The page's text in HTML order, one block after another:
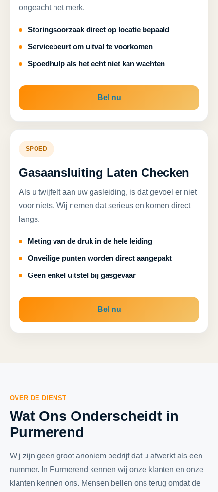
ongeacht het merk.
Storingsoorzaak direct op locatie bepaald
Servicebeurt om uitval te voorkomen
Spoedhulp als het echt niet kan wachten
Bel nu
SPOED
Gasaansluiting Laten Checken
Als u twijfelt aan uw gasleiding, is dat gevoel er niet
voor niets. Wij nemen dat serieus en komen direct
langs.
Meting van de druk in de hele leiding
Onveilige punten worden direct aangepakt
Geen enkel uitstel bij gasgevaar
Bel nu
OVER DE DIENST
Wat Ons Onderscheidt in
Purmerend
Wij zijn geen groot anoniem bedrijf dat u afwerkt als een
nummer. In Purmerend kennen wij onze klanten en onze
klanten kennen ons. Mensen bellen ons terug omdat de